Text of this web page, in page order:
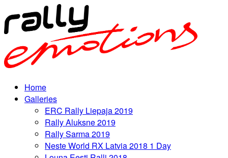
Home
Galleries
ERC Rally Liepaja 2019
Rally Aluksne 2019
Rally Sarma 2019
Neste World RX Latvia 2018 1 Day